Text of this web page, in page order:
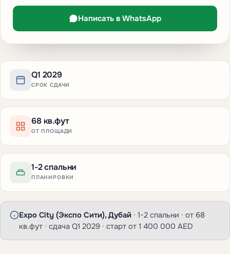
Q1 2029
СРОК СДАЧИ
68 кв.фут
ОТ ПЛОЩАДИ
1-2 спальни
ПЛАНИРОВКИ
Expo City (Экспо Сити), Дубай · 1-2 спальни · от 68
кв.фут · сдача Q1 2029 · старт от 1 400 000 AED
Написать в WhatsApp